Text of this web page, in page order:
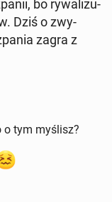
bo ry­wa­li­zu­
Dziś o zwy­
zagra z
o tym myślisz?